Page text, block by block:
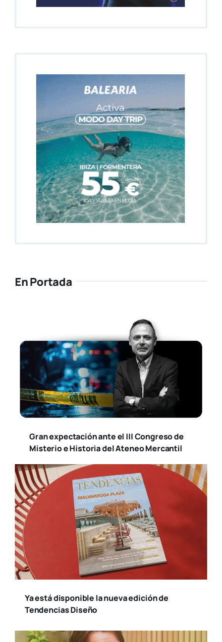
En Portada
Gran expectación ante el III Congreso de
Misterio e Historia del Ateneo Mercantil
Ya está disponible la nueva edición de
Tendencias Diseño